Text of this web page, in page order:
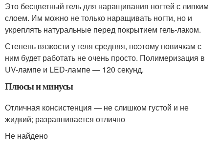
Это бесцветный гель для наращивания ногтей с липким
слоем. Им можно не только наращивать ногти, но и
укреплять натуральные перед покрытием гель-лаком.
Степень вязкости у геля средняя, поэтому новичкам с
ним будет работать не очень просто. Полимеризация в
UV-лампе и LED-лампе — 120 секунд.
Плюсы и минусы
Отличная консистенция — не слишком густой и не
жидкий; разравнивается отлично
Не найдено